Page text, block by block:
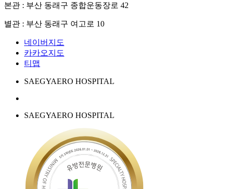
본관 : 부산 동래구 종합운동장로 42
별관 : 부산 동래구 여고로 10
네이버지도
카카오지도
티맵
SAEGYAERO HOSPITAL
SAEGYAERO HOSPITAL